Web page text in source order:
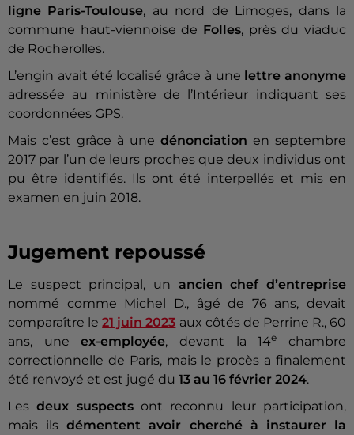
ligne Paris-Toulouse, au nord de Limoges, dans la
commune haut-viennoise de Folles, près du viaduc
de Rocherolles.
L’engin avait été localisé grâce à une lettre anonyme
adressée au ministère de l’Intérieur indiquant ses
coordonnées GPS.
Mais c’est grâce à une dénonciation en septembre
2017 par l’un de leurs proches que deux individus ont
pu être identifiés. Ils ont été interpellés et mis en
examen en juin 2018.
Jugement repoussé
Le suspect principal, un ancien chef d’entreprise
nommé comme Michel D., âgé de 76 ans, devait
comparaître le21 juin 2023 aux côtés de Perrine R., 60
ans, uneex-employée, devant la 14e
chambre
correctionnelle de Paris, mais le procès a finalement
été renvoyé et est jugé du 13 au 16 février 2024.
Lesdeux suspectsont reconnu leur participation,
mais ilsdémentent avoir cherché à instaurer la